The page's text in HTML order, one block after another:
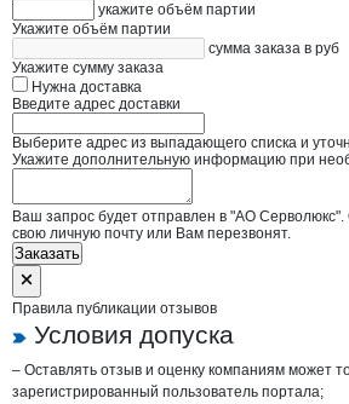
укажите объём партии
Укажите объём партии
сумма заказа в руб
Укажите сумму заказа
Нужна доставка
Введите адрес доставки
Выберите адрес из выпадающего списка и
Укажите дополнительную информацию при
Ваш запрос будет отправлен в "АО Серволюкс".
свою личную почту или Вам перезвонят.
Заказать
Правила публикации отзывов
Условия допуска
– Оставлять отзыв и оценку компаниям может
зарегистрированный пользователь портала;